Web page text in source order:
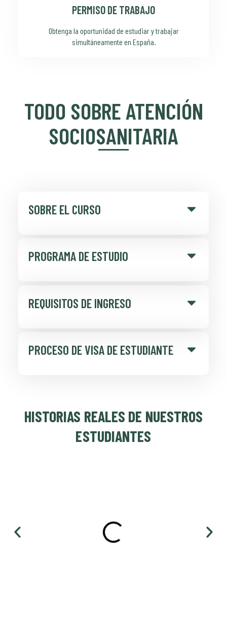
PERMISO DE TRABAJO
Obtenga la oportunidad de estudiar y trabajar
simultáneamente en España.
TODO SOBRE ATENCIÓN
SOCIOSANITARIA
SOBRE EL CURSO
PROGRAMA DE ESTUDIO
REQUISITOS DE INGRESO
PROCESO DE VISA DE ESTUDIANTE
HISTORIAS REALES DE NUESTROS
ESTUDIANTES